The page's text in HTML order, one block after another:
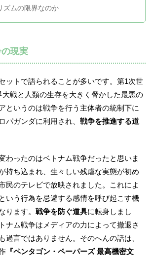
ズムの限界なのか
現実
ットで語られることが多いです。第1次世
戦と人類の生存を大きく脅かした最悪の
というのは戦争を行う主体者の統制下に
パガンダに利用され、 戦争を推進する道
わったのはベトナム戦争だったと思いま
持ち込まれ、生々しい残虐な実態が初め
民のテレビで放映されました。これによ
いう行為を忌避する感情を呼び起こす機
ります。 戦争を防ぐ道具に転身しまし
ナム戦争はメディアの力によって撤退さ
過言ではありません。そのへんの話は、
『ペンタゴン・ペーパーズ 最高機密文